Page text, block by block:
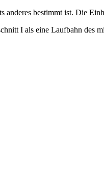
bestimmt ist. Die
I als eine Laufbahn des